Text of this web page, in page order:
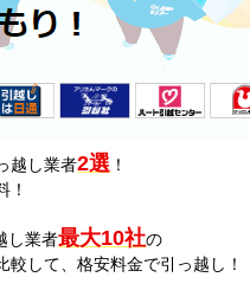
越し業者2選 ！
！
し業者最大10社の
較して、格安料金で引っ越し！